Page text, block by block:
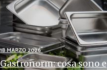
18 MARZO 2026
Gastronorm: cosa sono e